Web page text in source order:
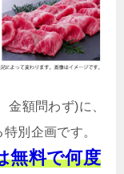
額問わず)に、
別企画です。
無料で何度